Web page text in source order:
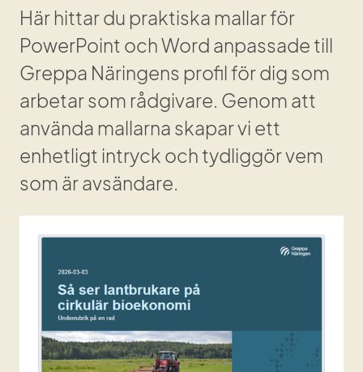
Här hittar du praktiska mallar för
PowerPoint och Word anpassade till
Greppa Näringens profil för dig som
arbetar som rådgivare. Genom att
använda mallarna skapar vi ett
enhetligt intryck och tydliggör vem
som är avsändare.